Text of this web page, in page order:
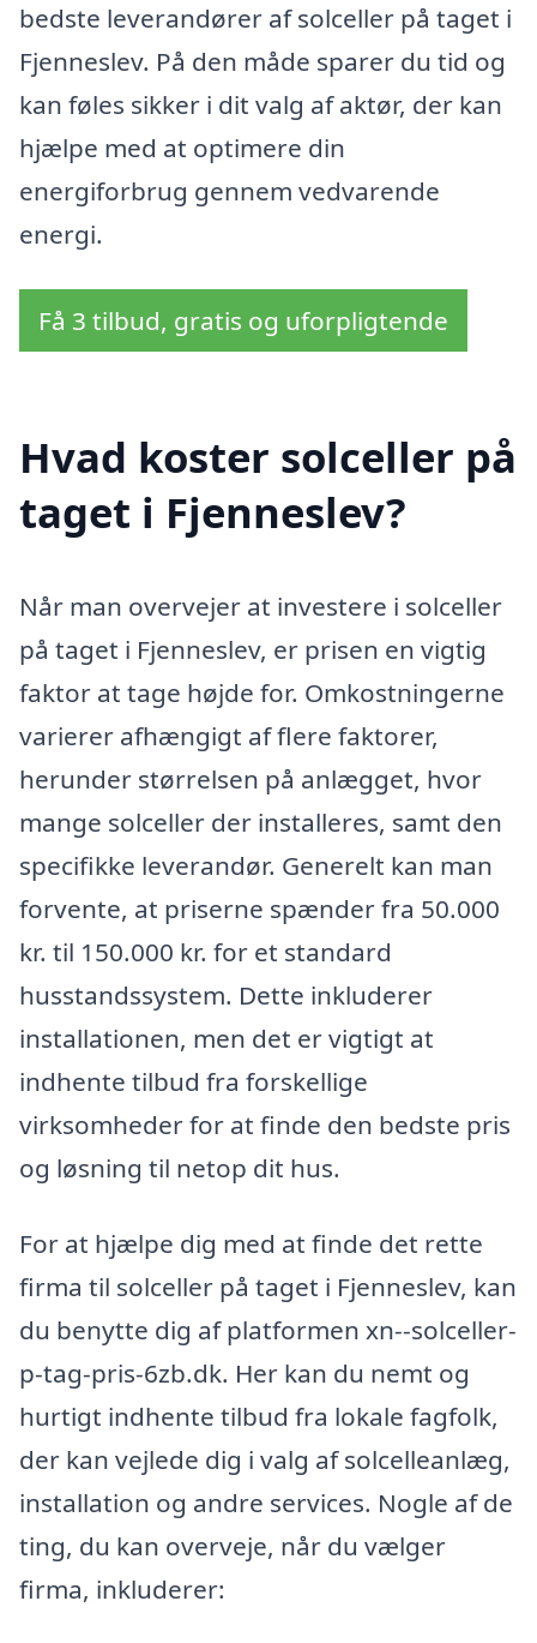
bedste leverandører af solceller på taget i
Fjenneslev. På den måde sparer du tid og
kan føles sikker i dit valg af aktør, der kan
hjælpe med at optimere din
energiforbrug gennem vedvarende
energi.
Få 3 tilbud, gratis og uforpligtende
Hvad koster solceller på
taget i Fjenneslev?
Når man overvejer at investere i solceller
på taget i Fjenneslev, er prisen en vigtig
faktor at tage højde for. Omkostningerne
varierer afhængigt af flere faktorer,
herunder størrelsen på anlægget, hvor
mange solceller der installeres, samt den
specifikke leverandør. Generelt kan man
forvente, at priserne spænder fra 50.000
kr. til 150.000 kr. for et standard
husstandssystem. Dette inkluderer
installationen, men det er vigtigt at
indhente tilbud fra forskellige
virksomheder for at finde den bedste pris
og løsning til netop dit hus.
For at hjælpe dig med at finde det rette
firma til solceller på taget i Fjenneslev, kan
du benytte dig af platformen xn--solceller-
p-tag-pris-6zb.dk. Her kan du nemt og
hurtigt indhente tilbud fra lokale fagfolk,
der kan vejlede dig i valg af solcelleanlæg,
installation og andre services. Nogle af de
ting, du kan overveje, når du vælger
firma, inkluderer: